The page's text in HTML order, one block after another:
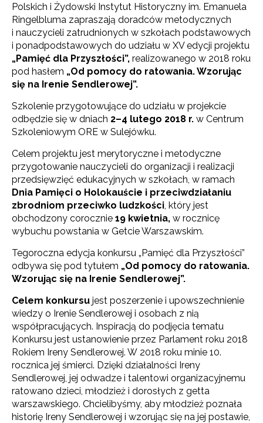
Polskich i Żydowski Instytut Historyczny im. Emanuela
Ringelbluma zapraszają doradców metodycznych
i nauczycieli zatrudnionych w szkołach podstawowych
i ponadpodstawowych do udziału w XV edycji projektu
„Pamięć dla Przyszłości”, realizowanego w 2018 roku
pod hasłem „Od pomocy do ratowania. Wzorując
się na Irenie Sendlerowej”.
Szkolenie przygotowujące do udziału w projekcie
odbędzie się w dniach 2–4 lutego 2018 r. w Centrum
Szkoleniowym ORE w Sulejówku.
Celem projektu jest merytoryczne i metodyczne
przygotowanie nauczycieli do organizacji i realizacji
przedsięwzięć edukacyjnych w szkołach, w ramach
Dnia Pamięci o Holokauście i przeciwdziałaniu
zbrodniom przeciwko ludzkości , który jest
obchodzony corocznie 19 kwietnia, w rocznicę
wybuchu powstania w Getcie Warszawskim.
Tegoroczna edycja konkursu „Pamięć dla Przyszłości”
odbywa się pod tytułem „Od pomocy do ratowania.
Wzorując się na Irenie Sendlerowej”.
Celem konkursu jest poszerzenie i upowszechnienie
wiedzy o Irenie Sendlerowej i osobach z nią
współpracujących. Inspiracją do podjęcia tematu
Konkursu jest ustanowienie przez Parlament roku 2018
Rokiem Ireny Sendlerowej. W 2018 roku minie 10.
rocznica jej śmierci. Dzięki działalności Ireny
Sendlerowej, jej odwadze i talentowi organizacyjnemu
ratowano dzieci, młodzież i dorosłych z getta
warszawskiego. Chcielibyśmy, aby młodzież poznała
historię Ireny Sendlerowej i wzorując się na jej postawie,